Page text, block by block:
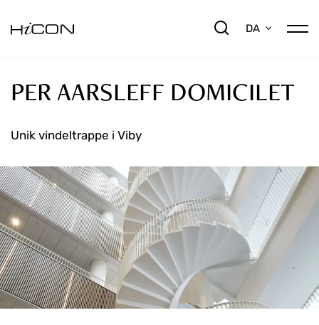
DA
PER AARSLEFF DOMICILET
Unik vindeltrappe i Viby